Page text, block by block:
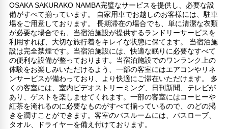
OSAKA SAKURAKO NAMBA完璧なサービスを提供し、必要な設
備がすべて揃っています。 自家用車でお越しのお客様には、駐車
場をご用意しております。 長期滞在の場合でも、単に清潔な衣類
が必要な場合でも、当宿泊施設が提供するランドリーサービスを
利用すれば、大切な旅行着をキレイな状態に保てます。 当宿泊施
設は完全禁煙です。当宿泊施設には、快適な眠りに必要なすべて
の便利な設備が整っております。当宿泊施設でのワンランク上の
体験をお楽しみいただけるよう、一部の客室にはエアコンやリネ
ンサービスが備わっており、より快適にご滞在いただけます。 多
くの客室には、室内ビデオストリーミング、日刊新聞、テレビが
あり、ゲストを楽しませてくれます。一部の客室にはコーヒーや
紅茶を淹れるのに必要なものがすべて揃っているので、のどの渇
きを潤すことができます。客室のバスルームには、バスローブ、
タオル、ドライヤーを備え付けております。